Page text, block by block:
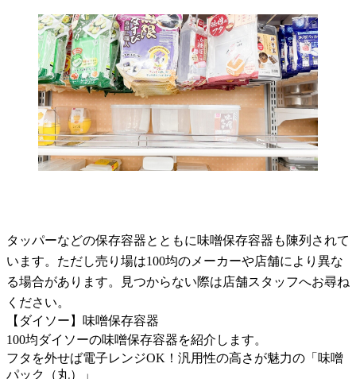
タッパーなどの保存容器とともに味噌保存容器も陳列されて
います。ただし売り場は100均のメーカーや店舗により異な
る場合があります。見つからない際は店舗スタッフへお尋ね
ください。
【ダイソー】味噌保存容器
100均ダイソーの味噌保存容器を紹介します。
フタを外せば電子レンジOK！汎用性の高さが魅力の「味噌
パック（丸）」